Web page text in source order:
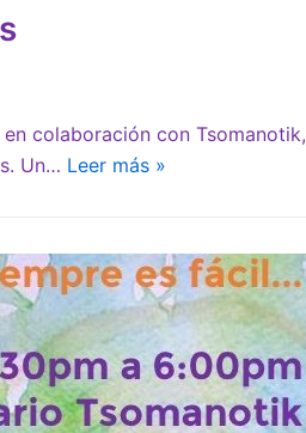
colaboración con Tsomanotik,
Un… Leer más »